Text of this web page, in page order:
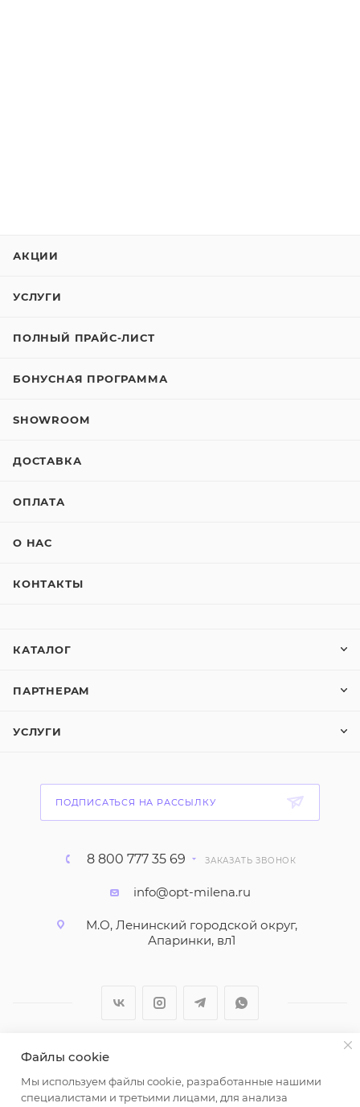
АКЦИИ
УСЛУГИ
ПОЛНЫЙ ПРАЙС-ЛИСТ
БОНУСНАЯ ПРОГРАММА
SHOWROOM
ДОСТАВКА
ОПЛАТА
О НАС
КОНТАКТЫ
КАТАЛОГ
ПАРТНЕРАМ
УСЛУГИ
ПОДПИСАТЬСЯ НА РАССЫЛКУ
8 800 777 35 69 ЗАКАЗАТЬ ЗВОНОК
info@opt-milena.ru
М.О, Ленинский городской округ,
Апаринки, вл1
2026 © ООО "Вайт Текстиль групп"
Любая информация на сайте носит справочный
характер и не является публичной офертой
Файлы cookie
Мы используем файлы cookie, разработанные нашими
специалистами и третьими лицами, для анализа